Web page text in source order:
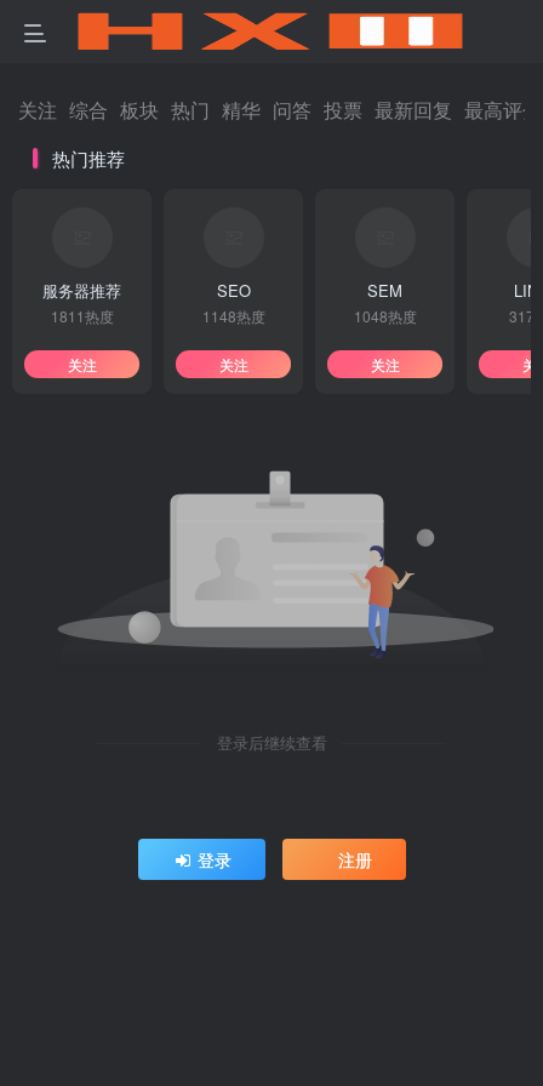
关注 综合 板块 热门 精华 问答 投票 最新回复 最高评分
热门推荐
服务器推荐
1811热度
关注
SEO
1148热度
关注
SEM
1048热度
关注
317
关
登录后继续查看
登录 注册